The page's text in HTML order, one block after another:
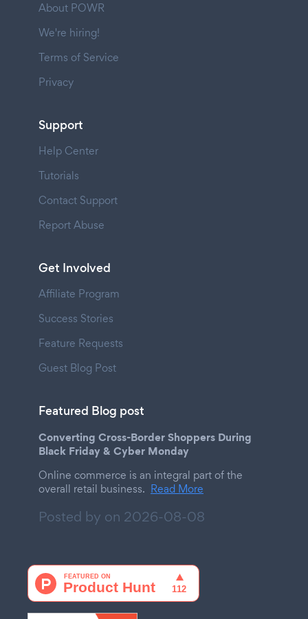
About POWR
We're hiring!
Terms of Service
Privacy
Support
Help Center
Tutorials
Contact Support
Report Abuse
Get Involved
Affiliate Program
Success Stories
Feature Requests
Guest Blog Post
Featured Blog post
Converting Cross-Border Shoppers During
Black Friday & Cyber Monday
Online commerce is an integral part of the
overall retail business. Read More
Posted by on 2026-08-08